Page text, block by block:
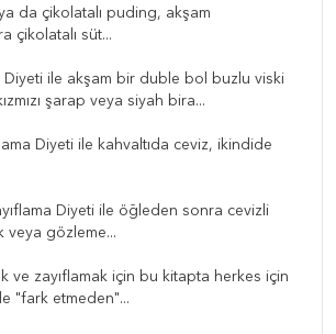
da çikolatalı puding, akşam
çikolatalı süt...
Diyeti ile akşam bir duble bol buzlu viski
şarap veya siyah bira...
Diyeti ile kahvaltıda ceviz, ikindide
Diyeti ile öğleden sonra cevizli
veya gözleme...
ve zayıflamak için bu kitapta herkes için
"fark etmeden"...